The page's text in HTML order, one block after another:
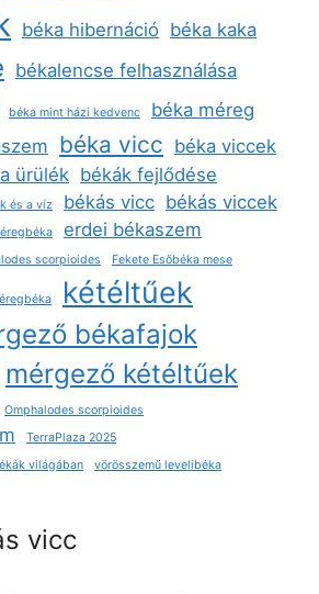
béka hibernáció béka kaka
békalencse felhasználása
béka mint házi kedvenc
béka méreg
béka vicc béka viccek
ürülék békák fejlődése
és a víz békás vicc békás viccek
erdei békaszem
scorpioides Fekete Esőbéka mese
kétéltűek
békafajok
mérgező kétéltűek
Omphalodes scorpioides
TerraPlaza 2025
világában
vörösszemű levelibéka
vicc